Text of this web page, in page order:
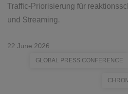
Traffic-Priorisierung für
und Streaming.
22 June 2026
GLOBAL PRESS CONFERENCE